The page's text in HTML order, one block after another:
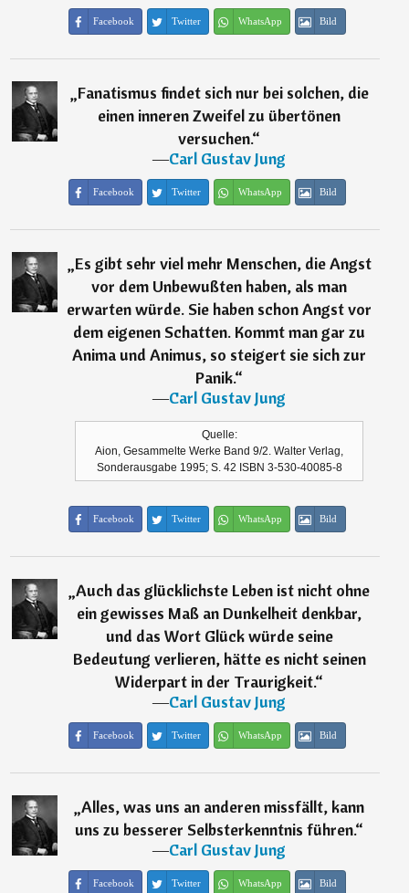
Facebook Twitter WhatsApp Bild
„Fanatismus findet sich nur bei solchen, die
einen inneren Zweifel zu übertönen
versuchen.“
―Carl Gustav Jung
Facebook Twitter WhatsApp Bild
„Es gibt sehr viel mehr Menschen, die Angst
vor dem Unbewußten haben, als man
erwarten würde. Sie haben schon Angst vor
dem eigenen Schatten. Kommt man gar zu
Anima und Animus, so steigert sie sich zur
Panik.“
―Carl Gustav Jung
Quelle:
Aion, Gesammelte Werke Band 9/2. Walter Verlag,
Sonderausgabe 1995; S. 42 ISBN 3-530-40085-8
Facebook Twitter WhatsApp Bild
„Auch das glücklichste Leben ist nicht ohne
ein gewisses Maß an Dunkelheit denkbar,
und das Wort Glück würde seine
Bedeutung verlieren, hätte es nicht seinen
Widerpart in der Traurigkeit.“
―Carl Gustav Jung
Facebook Twitter WhatsApp Bild
„Alles, was uns an anderen missfällt, kann
uns zu besserer Selbsterkenntnis führen.“
―Carl Gustav Jung
Facebook Twitter WhatsApp Bild